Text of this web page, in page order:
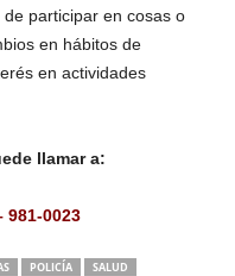
participar en cosas o
en hábitos de
en actividades
llamar a:
981-0023
POLICÍA
SALUD